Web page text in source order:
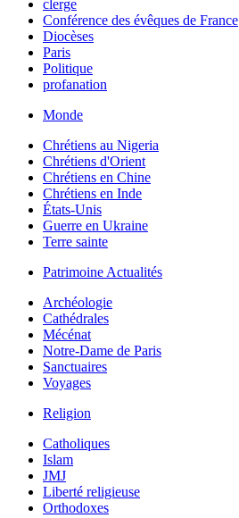
clerge
Conférence des évêques de France
Diocèses
Paris
Politique
profanation
Monde
Chrétiens au Nigeria
Chrétiens d'Orient
Chrétiens en Chine
Chrétiens en Inde
États-Unis
Guerre en Ukraine
Terre sainte
Patrimoine Actualités
Archéologie
Cathédrales
Mécénat
Notre-Dame de Paris
Sanctuaires
Voyages
Religion
Catholiques
Islam
JMJ
Liberté religieuse
Orthodoxes